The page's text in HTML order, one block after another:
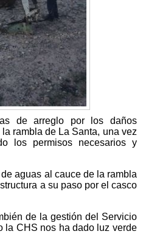
de arreglo por los daños
rambla de La Santa, una vez
los permisos necesarios y
aguas al cauce de la rambla
a su paso por el casco
de la gestión del Servicio
la CHS nos ha dado luz verde